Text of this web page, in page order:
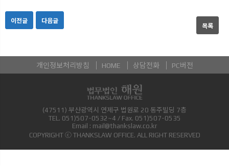
이전글 다음글
목록
개인정보처리방침 HOME 상담전화 PC버전
(47511) 부산광역시 연제구 법원로 20 동주빌딩 7층
TEL. 051)507-0532~4 / Fax. 051)507-0535
Email : mail@thankslaw.co.kr
COPYRIGHT ⓒ THANKSLAW OFFICE. ALL RIGHT RESERVED